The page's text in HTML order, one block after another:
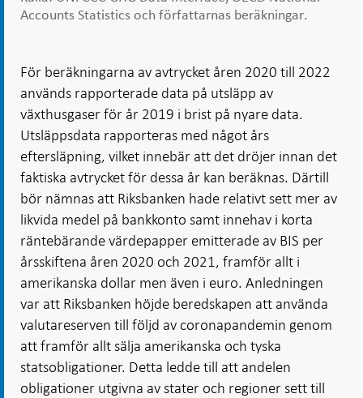
Accounts Statistics och författarnas beräkningar.
För beräkningarna av avtrycket åren 2020 till 2022
används rapporterade data på utsläpp av
växthusgaser för år 2019 i brist på nyare data.
Utsläppsdata rapporteras med något års
eftersläpning, vilket innebär att det dröjer innan det
faktiska avtrycket för dessa år kan beräknas. Därtill
bör nämnas att Riksbanken hade relativt sett mer av
likvida medel på bankkonto samt innehav i korta
räntebärande värdepapper emitterade av BIS per
årsskiftena åren 2020 och 2021, framför allt i
amerikanska dollar men även i euro. Anledningen
var att Riksbanken höjde beredskapen att använda
valutareserven till följd av coronapandemin genom
att framför allt sälja amerikanska och tyska
statsobligationer. Detta ledde till att andelen
obligationer utgivna av stater och regioner sett till